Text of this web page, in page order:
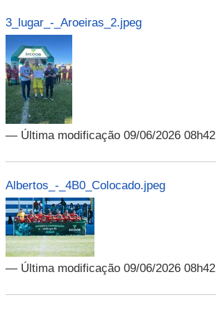
3_lugar_-_Aroeiras_2.jpeg
— Última modificação 09/06/2026 08h42
Albertos_-_4B0_Colocado.jpeg
— Última modificação 09/06/2026 08h42